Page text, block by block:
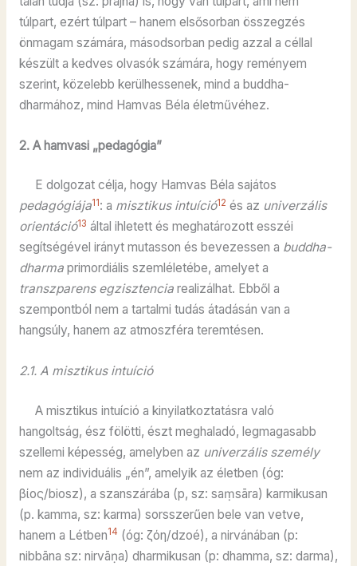
túlpart, ezért túlpart – hanem elsősorban összegzés
önmagam számára, másodsorban pedig azzal a céllal
készült a kedves olvasók számára, hogy reményem
szerint, közelebb kerülhessenek, mind a buddha-
dharmához, mind Hamvas Béla életművéhez.
2. A hamvasi „pedagógia”
E dolgozat célja, hogy Hamvas Béla sajátos
pedagógiája11: a misztikus intuíció12 és az univerzális
orientáció13 által ihletett és meghatározott esszéi
segítségével irányt mutasson és bevezessen a buddha-
dharmaprimordiális szemléletébe, amelyet a
transzparens egzisztenciarealizálhat. Ebből a
szempontból nem a tartalmi tudás átadásán van a
hangsúly, hanem az atmoszféra teremtésen.
2.1. A misztikus intuíció
A misztikus intuíció a kinyilatkoztatásra való
hangoltság, ész fölötti, észt meghaladó, legmagasabb
szellemi képesség, amelyben az univerzális személy
nem az individuális „én”, amelyik az életben (óg:
βίος/biosz), a szanszárába (p, sz: saṃsāra) karmikusan
(p. kamma, sz: karma) sorsszerűen bele van vetve,
hanem a Létben14 (óg: ζόη/dzoé), a nirvánában (p:
nibbāna sz: nirvāṇa) dharmikusan (p: dhamma, sz: darma),